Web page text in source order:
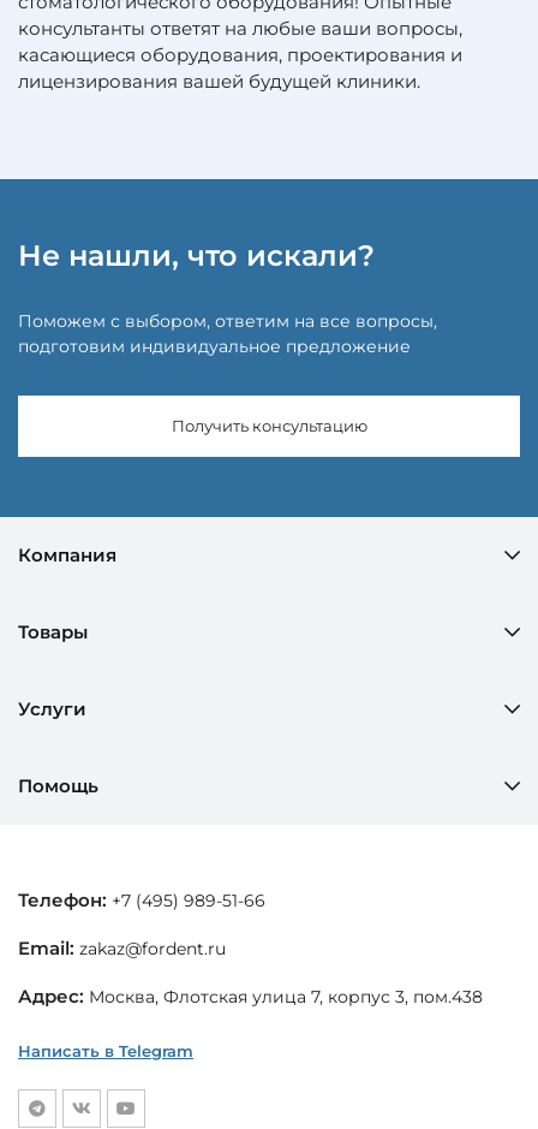
консультанты ответят на любые ваши вопросы,
касающиеся оборудования, проектирования и
лицензирования вашей будущей клиники.
Не нашли, что искали?
Поможем с выбором, ответим на все вопросы,
подготовим индивидуальное предложение
Получить консультацию
Компания
Товары
Услуги
Помощь
Телефон: +7 (495) 989-51-66
Email: zakaz@fordent.ru
Адрес: Москва, Флотская улица 7, корпус 3, пом.438
Написать в Telegram